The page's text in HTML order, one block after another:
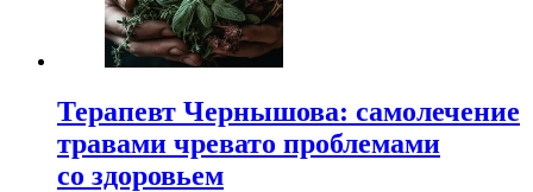
Терапевт Чернышова: самолечение
травами чревато проблемами
со здоровьем